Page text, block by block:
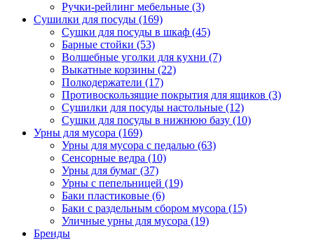
Ручки-рейлинг мебельные (3)
Сушилки для посуды (169)
Сушки для посуды в шкаф (45)
Барные стойки (53)
Волшебные уголки для кухни (7)
Выкатные корзины (22)
Полкодержатели (17)
Противоскользящие покрытия для ящиков (3)
Сушилки для посуды настольные (12)
Сушки для посуды в нижнюю базу (10)
Урны для мусора (169)
Урны для мусора с педалью (63)
Сенсорные ведра (10)
Урны для бумаг (37)
Урны с пепельницей (19)
Баки пластиковые (6)
Баки с раздельным сбором мусора (15)
Уличные урны для мусора (19)
Бренды